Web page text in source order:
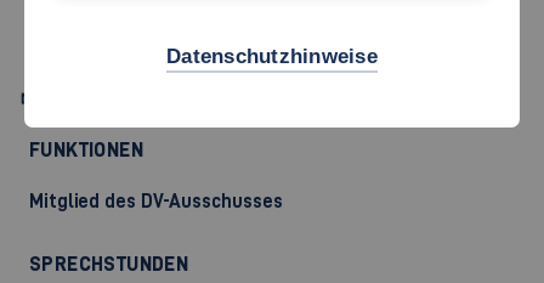
FUNKTIONEN
Mitglied des DV-Ausschusses
SPRECHSTUNDEN
Datenschutzhinweise